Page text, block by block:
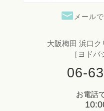
メール
大阪梅田 浜口ク
［ヨドバ
06-
お電話